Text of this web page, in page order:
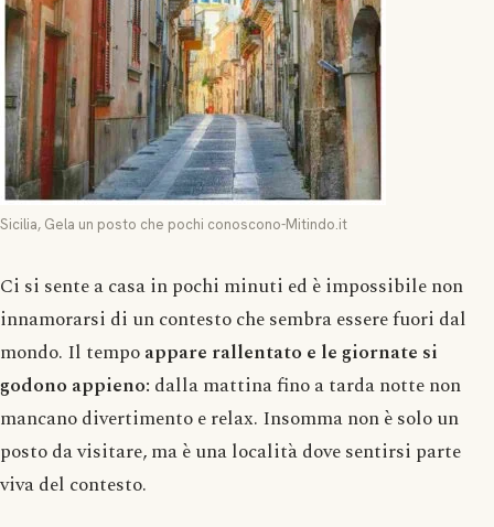
Sicilia, Gela un posto che pochi conoscono-Mitindo.it
Ci si sente a casa in pochi minuti ed è impossibile non
innamorarsi di un contesto che sembra essere fuori dal
mondo. Il tempoappare rallentato e le giornate si
godono appieno: dalla mattina fino a tarda notte non
mancano divertimento e relax. Insomma non è solo un
posto da visitare, ma è una località dove sentirsi parte
viva del contesto.